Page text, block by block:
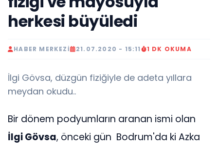
herkesi büyüledi
HABER MERKEZI 21.07.2020 - 15:11 1 DK OKUMA
İlgi Gövsa, düzgün fiziğiyle de adeta yıllara
meydan okudu..
Bir dönem podyumların aranan ismi olan
İlgi Gövsa, önceki gün Bodrum'da ki Azka